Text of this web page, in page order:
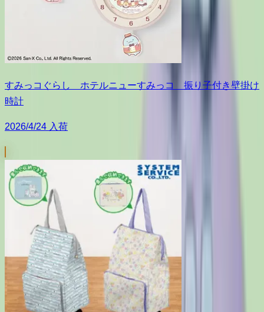
すみっコぐらし ホテルニューすみっコ 振り子付き壁掛け
時計
2026/4/24 入荷